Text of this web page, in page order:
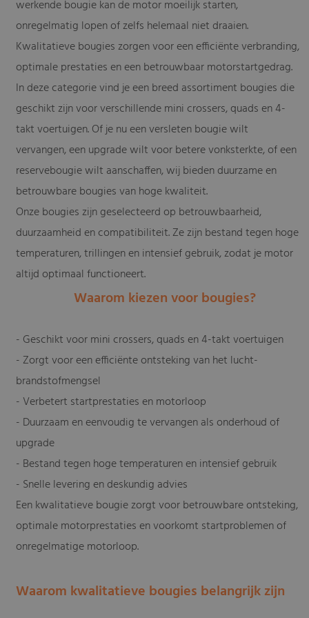
werkende bougie kan de motor moeilijk starten,
onregelmatig lopen of zelfs helemaal niet draaien.
Kwalitatieve bougies zorgen voor een efficiënte verbranding,
optimale prestaties en een betrouwbaar motorstartgedrag.
In deze categorie vind je een breed assortiment bougies die
geschikt zijn voor verschillende mini crossers, quads en 4-
takt voertuigen. Of je nu een versleten bougie wilt
vervangen, een upgrade wilt voor betere vonksterkte, of een
reservebougie wilt aanschaffen, wij bieden duurzame en
betrouwbare bougies van hoge kwaliteit.
Onze bougies zijn geselecteerd op betrouwbaarheid,
duurzaamheid en compatibiliteit. Ze zijn bestand tegen hoge
temperaturen, trillingen en intensief gebruik, zodat je motor
altijd optimaal functioneert.
Waarom kiezen voor bougies?
- Geschikt voor mini crossers, quads en 4-takt voertuigen
- Zorgt voor een efficiënte ontsteking van het lucht-
brandstofmengsel
- Verbetert startprestaties en motorloop
- Duurzaam en eenvoudig te vervangen als onderhoud of
upgrade
- Bestand tegen hoge temperaturen en intensief gebruik
- Snelle levering en deskundig advies
Een kwalitatieve bougie zorgt voor betrouwbare ontsteking,
optimale motorprestaties en voorkomt startproblemen of
onregelmatige motorloop.
Waarom kwalitatieve bougies belangrijk zijn